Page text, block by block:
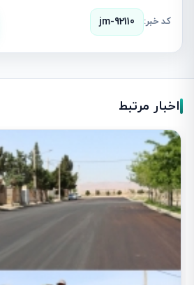
کد خبر: jm-92110
اخبار مرتبط